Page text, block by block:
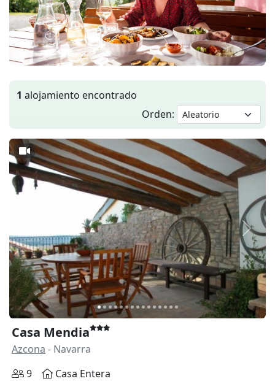
1 alojamiento encontrado
Orden:
Anterior
Casa Mendia
Azcona - Navarra
9
Casa Entera